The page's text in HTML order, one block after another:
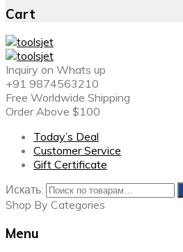
Cart
Inquiry on Whats up
+91 9874563210
Free Worldwide Shipping
Order Above $100
Today’s Deal
Customer Service
Gift Certificate
Искать:
Shop By Categories
Menu